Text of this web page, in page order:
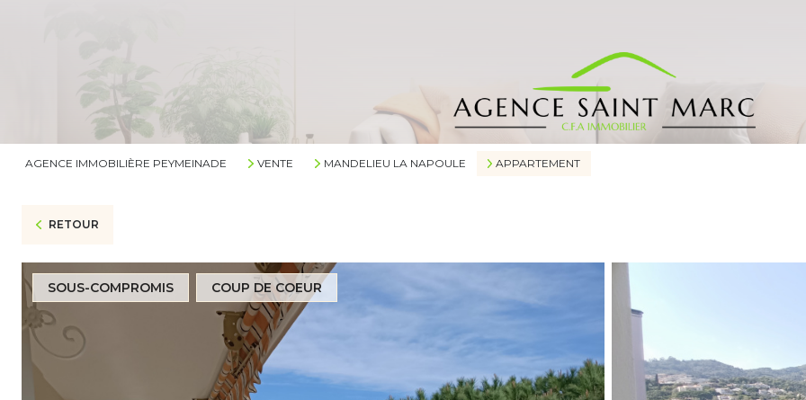
AGENCE IMMOBILIÈRE PEYMEINADE VENTE MANDELIEU LA NAPOULE APPARTEMENT
RETOUR
SOUS-COMPROMIS COUP DE COEUR